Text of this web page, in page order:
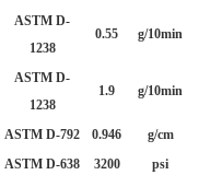
ASTM D-
1238
0.55 g/10min
ASTM D-
1238
1.9 g/10min
ASTM D-792 0.946 g/cm
ASTM D-638 3200
psi